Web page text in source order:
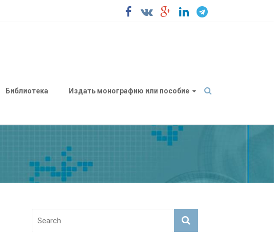
Библиотека Издать монографию или пособие